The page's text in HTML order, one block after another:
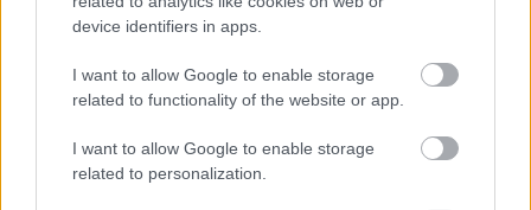
device identifiers in apps.
I want to allow Google to enable storage
related to functionality of the website or app.
I want to allow Google to enable storage
related to personalization.
Parc Fermé
17 perce
Óriási bevétel-visszaesést könyvelhetett el az F1 a
második negyedévben